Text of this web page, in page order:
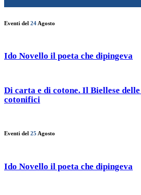
Eventi del 24 Agosto
Ido Novello il poeta che dipingeva
Di carta e di cotone. Il Biellese
cotonifici
Eventi del 25 Agosto
Ido Novello il poeta che dipingeva